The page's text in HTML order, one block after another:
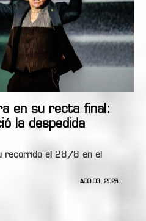
en su recta final:
la despedida
recorrido el 28/8 en el
AGO 03, 2026